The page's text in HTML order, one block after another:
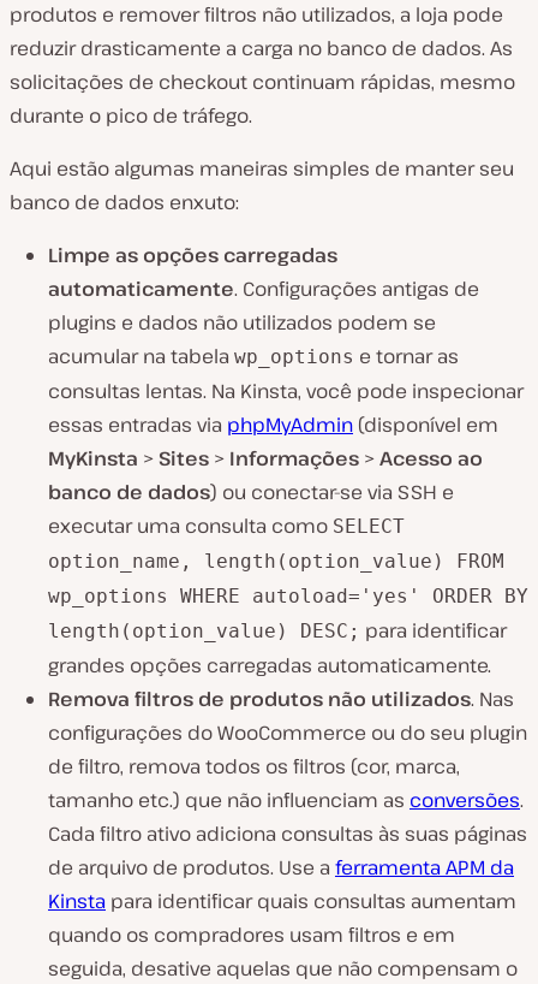
produtos e remover filtros não utilizados, a loja pode
reduzir drasticamente a carga no banco de dados. As
solicitações de checkout continuam rápidas, mesmo
durante o pico de tráfego.
Aqui estão algumas maneiras simples de manter seu
banco de dados enxuto:
Limpe as opções carregadas
automaticamente. Configurações antigas de
plugins e dados não utilizados podem se
acumular na tabela wp_options e tornar as
consultas lentas. Na Kinsta, você pode inspecionar
essas entradas via phpMyAdmin (disponível em
MyKinsta > Sites > Informações >Acesso ao
banco de dados) ou conectar-se via SSH e
executar uma consulta como SELECT
option_name, length(option_value) FROM
wp_options WHERE autoload='yes' ORDER BY
length(option_value) DESC; para identificar
grandes opções carregadas automaticamente.
Remova filtros de produtos não utilizados. Nas
configurações do WooCommerce ou do seu plugin
de filtro, remova todos os filtros (cor, marca,
tamanho etc.) que não influenciam as conversões.
Cada filtro ativo adiciona consultas às suas páginas
de arquivo de produtos. Use a ferramenta APM da
Kinsta para identificar quais consultas aumentam
quando os compradores usam filtros e em
seguida, desative aquelas que não compensam o